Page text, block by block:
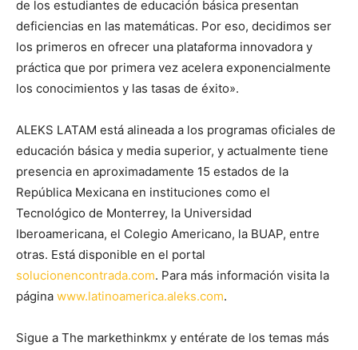
de los estudiantes de educación básica presentan
deficiencias en las matemáticas. Por eso, decidimos ser
los primeros en ofrecer una plataforma innovadora y
práctica que por primera vez acelera exponencialmente
los conocimientos y las tasas de éxito».
ALEKS LATAM está alineada a los programas oficiales de
educación básica y media superior, y actualmente tiene
presencia en aproximadamente 15 estados de la
República Mexicana en instituciones como el
Tecnológico de Monterrey, la Universidad
Iberoamericana, el Colegio Americano, la BUAP, entre
otras. Está disponible en el portal
solucionencontrada.com. Para más información visita la
página www.latinoamerica.aleks.com.
Sigue a The markethinkmx y entérate de los temas más